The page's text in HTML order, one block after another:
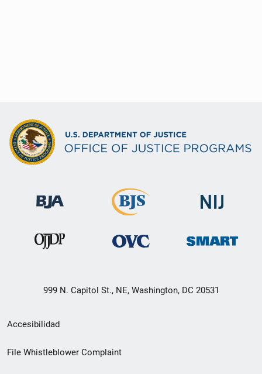
999 N. Capitol St., NE, Washington, DC 20531
Menú
de
Accesibilidad
File Whistleblower Complaint